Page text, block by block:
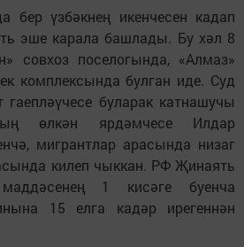
бер үзбәкнең икенчесен кадап
эше карала башлады. Бу хәл 8
совхоз поселогында, «Алмаз»
комплексында булган иде. Суд
буларак катнашучы
өлкән ярдәмчесе Илдар
мигрантлар арасында низаг
килеп чыккан. РФ Җинаять
1 кисәге буенча
15 елга кадәр ирегеннән